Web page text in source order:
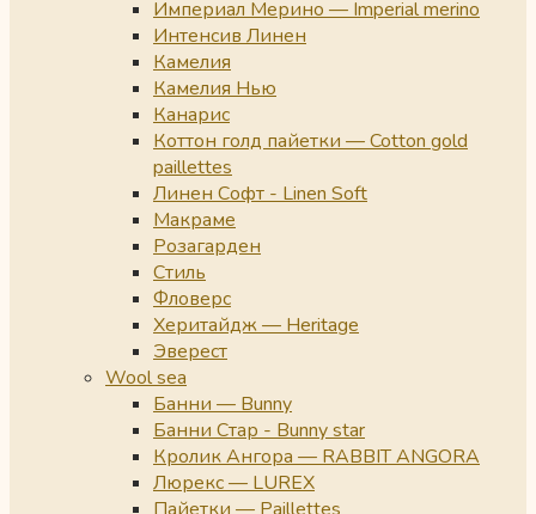
Империал Мерино — Imperial merino
Интенсив Линен
Камелия
Камелия Нью
Канарис
Коттон голд пайетки — Cotton gold
paillettes
Линен Софт - Linen Soft
Макраме
Розагарден
Стиль
Фловерс
Херитайдж — Heritage
Эверест
Wool sea
Банни — Bunny
Банни Стар - Bunny star
Кролик Ангора — RABBIT ANGORA
Люрекс — LUREX